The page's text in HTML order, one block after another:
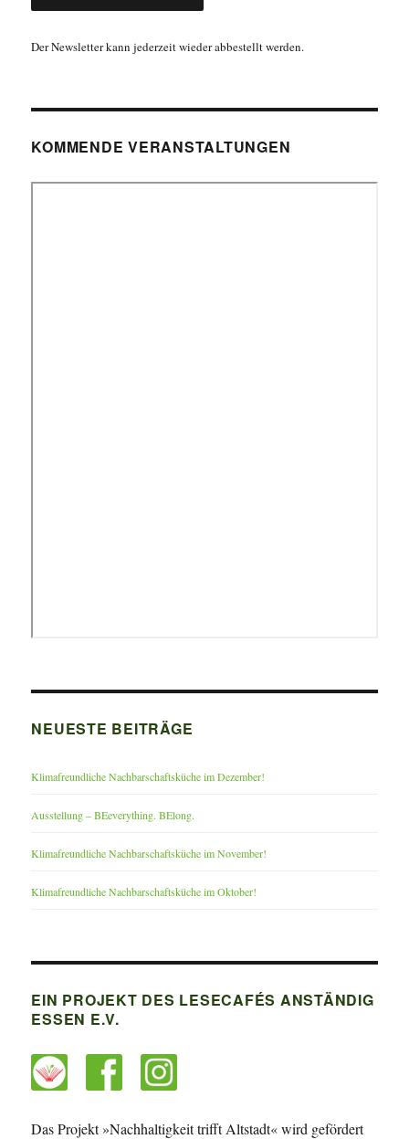
Der Newsletter kann jederzeit wieder abbestellt werden.
KOMMENDE VERANSTALTUNGEN
NEUESTE BEITRÄGE
Klimafreundliche Nachbarschaftsküche im Dezember!
Ausstellung – BEeverything. BElong.
Klimafreundliche Nachbarschaftsküche im November!
Klimafreundliche Nachbarschaftsküche im Oktober!
EIN PROJEKT DES LESECAFÉS ANSTÄNDIG
ESSEN E.V.
Das Projekt »Nachhaltigkeit trifft Altstadt« wird gefördert